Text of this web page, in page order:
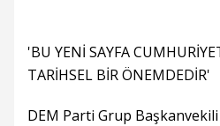
'BU YENİ SAYFA
TARİHSEL BİR ÖNEMDEDİR'
DEM Parti Grup Başkanvekili